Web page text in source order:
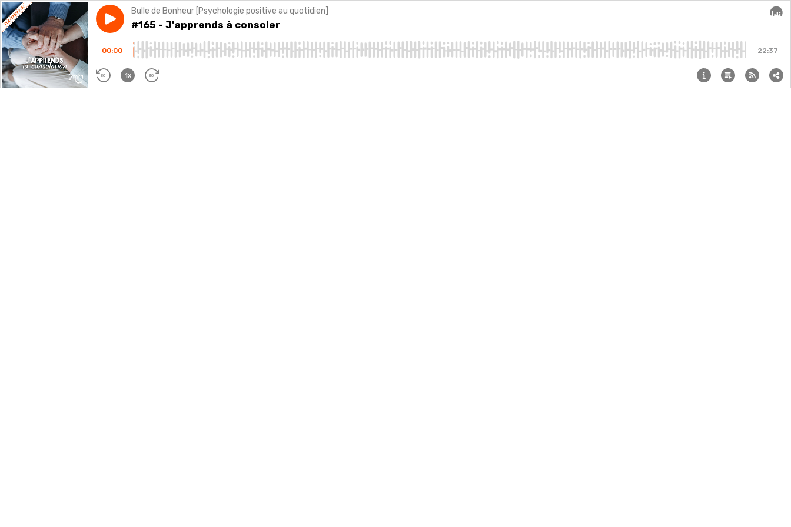
Play episode #165 - J'apprends à consoler
Bulle de Bonheur [Psychologie positive au quotidien]
#165 - J'apprends à consoler
00:00 22:37
30 1x 30